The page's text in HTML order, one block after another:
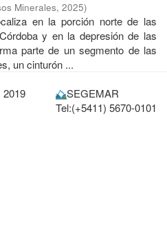
Minerales, 2025)
en la porción norte de las
y en la depresión de las
parte de un segmento de las
un cinturón ...
SEGEMAR
Tel:(+5411) 5670-0101